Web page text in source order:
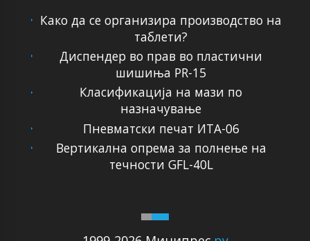
Како да се организира производство на
таблети?
Диспендер во прав во пластични
шишиња PR-15
Класификација на мази по
назначување
Пневматски печат ИТА-06
Вертикална опрема за полнење на
течности GFL-40L